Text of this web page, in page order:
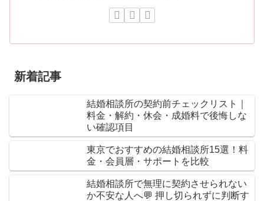
新着記事
結婚相談所の契約前チェックリスト｜
料金・解約・休会・成婚料で後悔しな
い確認項目
東京でおすすめの結婚相談所15選！料
金・会員層・サポートを比較
結婚相談所で無理に契約させられない
か不安な人へ💬 押し切られずに判断す